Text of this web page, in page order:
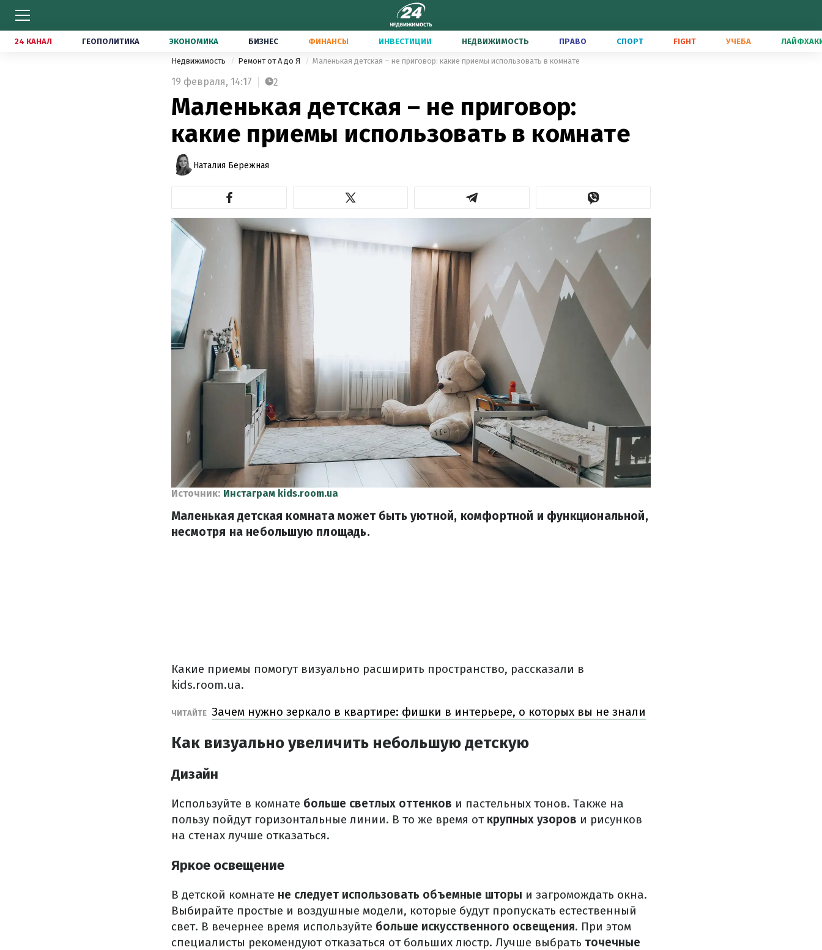
24 КАНАЛ ГЕОПОЛИТИКА ЭКОНОМИКА БИЗНЕС ФИНАНСЫ ИНВЕСТИЦИИ НЕДВИЖИМОСТЬ ПРАВО СПОРТ FIGHT УЧЕБА
Недвижимость Ремонт от А до Я Маленькая детская – не приговор: какие приемы использовать в комнате
19 февраля, 14:17 2
Маленькая детская – не приговор:
какие приемы использовать в комнате
Наталия Бережная
Источник: Инстаграм kids.room.ua
Маленькая детская комната может быть уютной, комфортной и функциональной,
несмотря на небольшую площадь.
Какие приемы помогут визуально расширить пространство, рассказали в
kids.room.ua.
ЧИТАЙТЕ Зачем нужно зеркало в квартире: фишки в интерьере, о которых вы не знали
Как визуально увеличить небольшую детскую
Дизайн
Используйте в комнате больше светлых оттенков и пастельных тонов. Также на
пользу пойдут горизонтальные линии. В то же время от крупных узоров и рисунков
на стенах лучше отказаться.
Яркое освещение
В детской комнате не следует использовать объемные шторы и загромождать окна.
Выбирайте простые и воздушные модели, которые будут пропускать естественный
свет. В вечернее время используйте больше искусственного освещения. При этом
специалисты рекомендуют отказаться от больших люстр. Лучше выбрать точечные